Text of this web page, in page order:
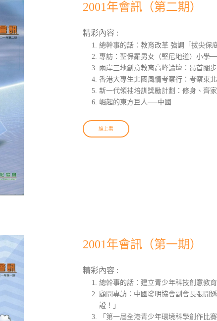
2001年會訊（第二期）
精彩內容 :
總幹事的話：教育改革 強調「拔尖保底
專訪：聖保羅男女（堅尼地道）小學
兩岸三地創意教育高峰論壇：昂首闊
香港大專生北國風情考察行：考察東
新一代領袖培訓獎勵計劃：修身、齊
崛起的東方巨人──中國
線上看
2001年會訊（第一期）
精彩內容 :
總幹事的話：建立青少年科技創意教
顧問專訪：中國發明協會副會長張開
證！」
「第一屆全港青少年環境科學創作比